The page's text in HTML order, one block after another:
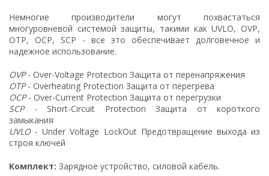
Немногие производители могут похвастаться
многуровневой системой защиты, такими как UVLO, OVP,
OTP, OCP, SCP - все это обеспечивает долговечное и
надежное использование.
OVP- Over-Voltage Protection Защита от перенапряжения
OTP- Overheating Protection Защита от перегрева
OCP- Over-Current Protection Защита от перегрузки
SCP- Short-Circuit Protection Защита от короткого
замыкания
UVLO- Under Voltage LockOut Предотвращение выхода из
строя ключей
Комплект: Зарядное устройство, силовой кабель.